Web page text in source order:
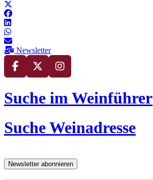
Newsletter
Suche im Weinführer
Suche Weinadresse